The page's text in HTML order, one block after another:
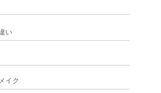
い
イク